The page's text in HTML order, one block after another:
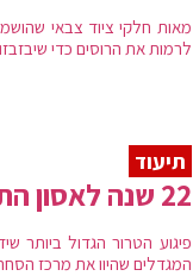
מאות חלקי ציוד צבאי
לרמות את הרוסים כדי
תיעוד
22 שנה לאסון התאומים שזעזע את אמריקה
פיגוע הטרור הגדול ביותר
המגדלים שהיוו את מרכז הסחר העולמי במנהטן ב-